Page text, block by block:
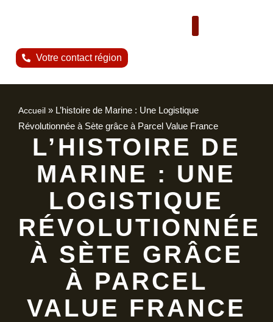
Votre contact région
Accueil » L’histoire de Marine : Une Logistique
Révolutionnée à Sète grâce à Parcel Value France
L’HISTOIRE DE
MARINE : UNE
LOGISTIQUE
RÉVOLUTIONNÉE
À SÈTE GRÂCE
À PARCEL
VALUE FRANCE